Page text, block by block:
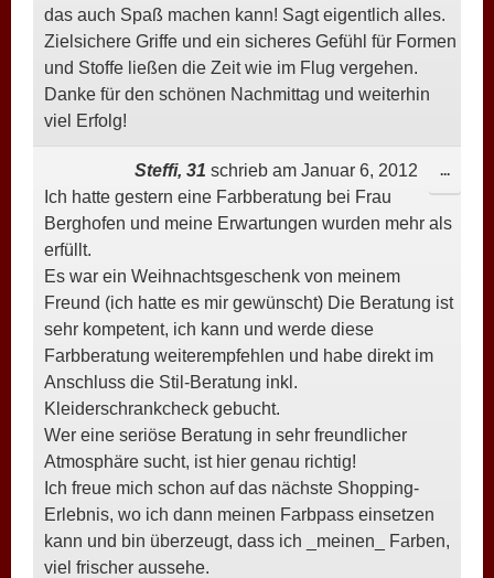
das auch Spaß machen kann! Sagt eigentlich alles.
Zielsichere Griffe und ein sicheres Gefühl für Formen
und Stoffe ließen die Zeit wie im Flug vergehen.
Danke für den schönen Nachmittag und weiterhin
viel Erfolg!
Steffi, 31 schrieb am Januar 6, 2012
Ich hatte gestern eine Farbberatung bei Frau
Berghofen und meine Erwartungen wurden mehr als
erfüllt.
Es war ein Weihnachtsgeschenk von meinem
Freund (ich hatte es mir gewünscht) Die Beratung ist
sehr kompetent, ich kann und werde diese
Farbberatung weiterempfehlen und habe direkt im
Anschluss die Stil-Beratung inkl.
Kleiderschrankcheck gebucht.
Wer eine seriöse Beratung in sehr freundlicher
Atmosphäre sucht, ist hier genau richtig!
Ich freue mich schon auf das nächste Shopping-
Erlebnis, wo ich dann meinen Farbpass einsetzen
kann und bin überzeugt, dass ich _meinen_ Farben,
viel frischer aussehe.
...DIESE
EIN-/